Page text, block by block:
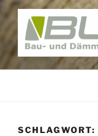
Zum
Inhalt
springen
Bau und
SCHLAGWORT: